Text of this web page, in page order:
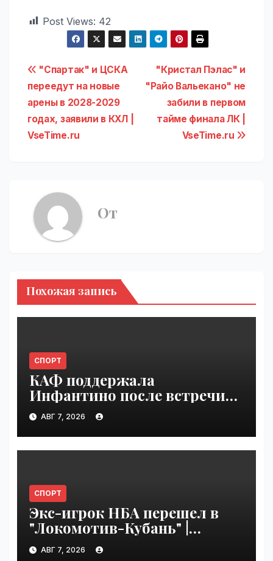
Post Views: 42
Навигация
по
записям
"Кристал Пэлас" и
"Райо Вальекано" не
забили в первом
тайме финала ЛК |
VseTime.ru
"Спартак" и ЦСКА
переедут на новые
арены в 2028-2029
годах, заявили в КХЛ |
VseTime.ru
От
Похожая запись
СПОРТ
КАФ поддержала
Инфантино после встречи
ФИФА в Марокко |
VseTime.ru
АВГ 7, 2026
СПОРТ
Экс-игрок НБА перешел в
"Локомотив-Кубань" |
VseTime.ru
АВГ 7, 2026